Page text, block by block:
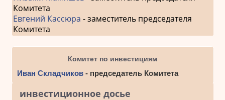
Комитета
Евгений Кассюра - заместитель председателя
Комитета
Комитет по инвестициям
Иван Складчиков- председатель Комитета
инвестиционное досье